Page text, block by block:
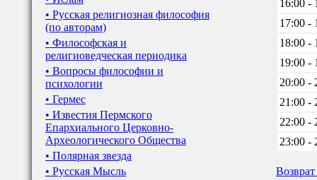
• Русская религиозная философия
(по авторам)
• Философская и
религиоведческая периодика
• Вопросы философии и
психологии
• Гермес
• Известия Пермского
Епархиального Церковно-
Археологического Общества
• Полярная звезда
• Русская Мысль
16:00 -
17:00 -
18:00 -
19:00 -
20:00 -
21:00 -
22:00 -
23:00 -
Возврат